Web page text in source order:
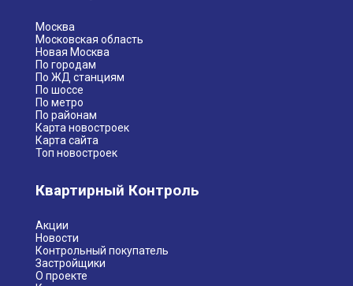
Москва
Московская область
Новая Москва
По городам
По ЖД станциям
По шоссе
По метро
По районам
Карта новостроек
Карта сайта
Топ новостроек
Квартирный Контроль
Акции
Новости
Контрольный покупатель
Застройщики
О проекте